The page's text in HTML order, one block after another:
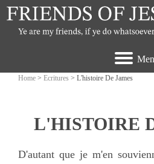
Home > Ecritures > L'histoire De James
L'HISTOIRE
D'autant que je m'en